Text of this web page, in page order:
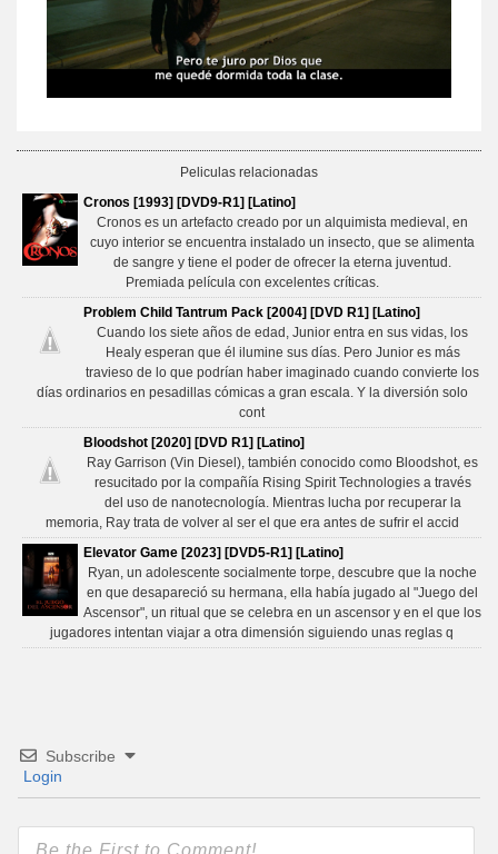
Peliculas relacionadas
Cronos [1993] [DVD9-R1] [Latino]
Cronos es un artefacto creado por un alquimista medieval, en
cuyo interior se encuentra instalado un insecto, que se alimenta
de sangre y tiene el poder de ofrecer la eterna juventud.
Premiada película con excelentes críticas.
Problem Child Tantrum Pack [2004] [DVD R1] [Latino]
Cuando los siete años de edad, Junior entra en sus vidas, los
Healy esperan que él ilumine sus días. Pero Junior es más
travieso de lo que podrían haber imaginado cuando convierte los
días ordinarios en pesadillas cómicas a gran escala. Y la diversión solo
cont
Bloodshot [2020] [DVD R1] [Latino]
Ray Garrison (Vin Diesel), también conocido como Bloodshot, es
resucitado por la compañía Rising Spirit Technologies a través
del uso de nanotecnología. Mientras lucha por recuperar la
memoria, Ray trata de volver al ser el que era antes de sufrir el accid
Elevator Game [2023] [DVD5-R1] [Latino]
Ryan, un adolescente socialmente torpe, descubre que la noche
en que desapareció su hermana, ella había jugado al "Juego del
Ascensor", un ritual que se celebra en un ascensor y en el que los
jugadores intentan viajar a otra dimensión siguiendo unas reglas q
Subscribe
Login